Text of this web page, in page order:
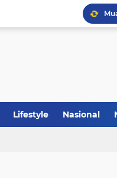
Lifestyle Nasional